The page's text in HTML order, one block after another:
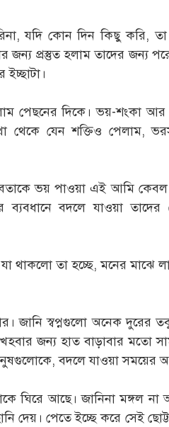
যদি কোন দিন কিছু করি,
জন্য প্রস্তুত হলাম তাদের জন্য
পেছনের দিকে। ভয়-শংকা আর
থেকে যেন শক্তিও পেলাম,
ভয় পাওয়া এই আমি
বদলে যাওয়া তাদের
যা থাকলো তা হচ্ছে, মনের
জানি স্বপ্নগুলো অনেক দুরের
জন্য হাত বাড়াবার মতো
বদলে যাওয়া সময়ের
ঘিরে আছে। জানিনা মঙ্গল
পেতে ইচ্ছে করে সেই